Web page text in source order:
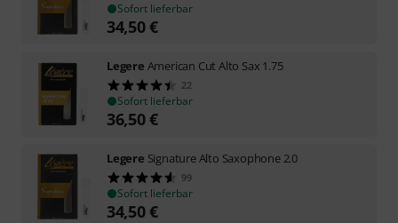
Sofort lieferbar
34,50€
Legere American Cut Alto Sax 1.75
22
Sofort lieferbar
36,50€
Legere Signature Alto Saxophone 2.0
99
Sofort lieferbar
34,50€